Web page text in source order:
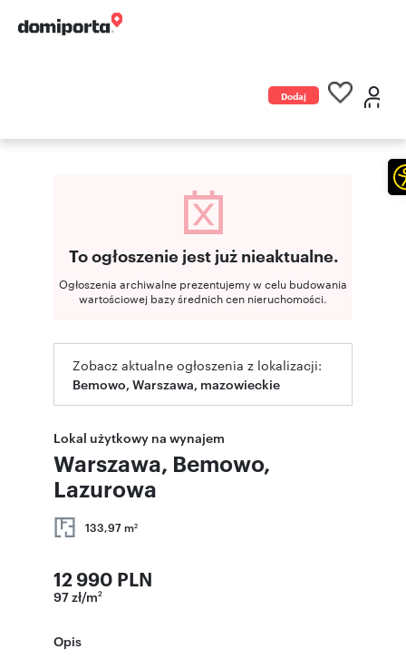
Dodaj
To ogłoszenie jest już nieaktualne.
Ogłoszenia archiwalne prezentujemy w celu budowania
wartościowej bazy średnich cen nieruchomości.
Zobacz aktualne ogłoszenia z lokalizacji:
Bemowo, Warszawa, mazowieckie
Lokal użytkowy na wynajem
Warszawa, Bemowo,
Lazurowa
133,97 m2
12 990 PLN
97 zł/m2
Opis